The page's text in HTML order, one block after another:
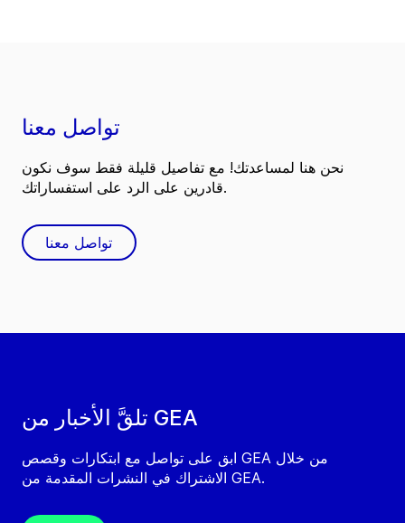
تلقَّ الأخبار من GEA
ابق على تواصل مع ابتكارات وقصص GEA من خلال
الاشتراك في النشرات المقدمة من GEA.
تواصل معنا
نحن هنا لمساعدتك! مع تفاصيل قليلة فقط سوف نكون
قادرين على الرد على استفساراتك.
تواصل معنا